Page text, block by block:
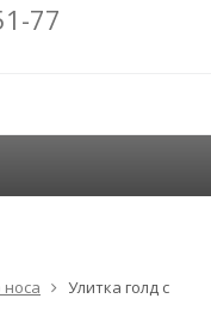
77
Улитка голд с